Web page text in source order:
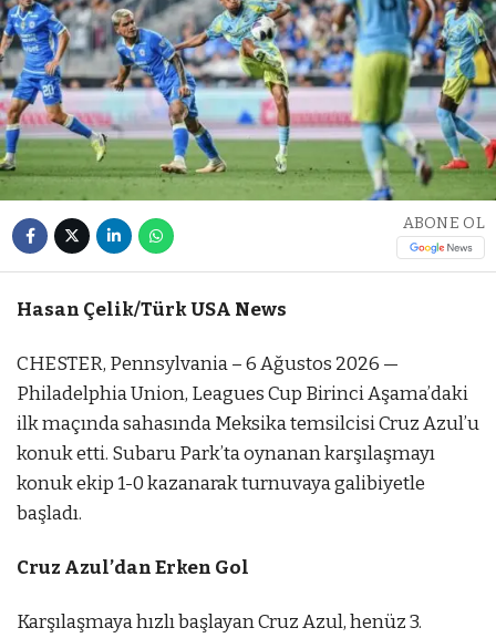
ABONE OL
Hasan Çelik/Türk USA News
CHESTER, Pennsylvania – 6 Ağustos 2026 —
Philadelphia Union, Leagues Cup Birinci Aşama’daki
ilk maçında sahasında Meksika temsilcisi Cruz Azul’u
konuk etti. Subaru Park’ta oynanan karşılaşmayı
konuk ekip 1-0 kazanarak turnuvaya galibiyetle
başladı.
Cruz Azul’dan Erken Gol
Karşılaşmaya hızlı başlayan Cruz Azul, henüz 3.